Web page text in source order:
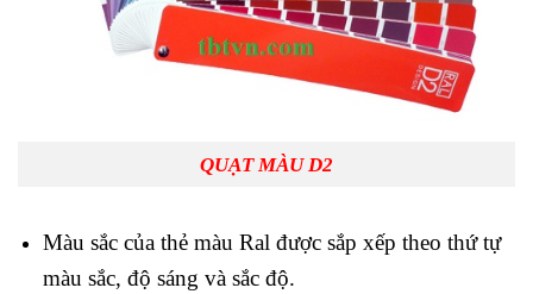
QUẠT MÀU D2
Màu sắc của thẻ màu Ral được sắp xếp theo thứ tự
màu sắc, độ sáng và sắc độ.